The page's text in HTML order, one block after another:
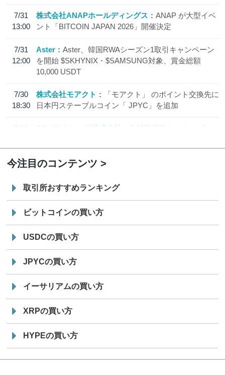
7/31
13:00
株式会社ANAPホールディングス
ANAP が大型イベ
ント「BITCOIN JAPAN 2026」開催決定
7/31
12:00
Aster
Aster、韓国RWAシーズン1取引キャンペーン
を開始 $SKHYNIX・$SAMSUNG対象、賞金総額
10,000 USDT
7/30
18:30
株式会社モアクト
「モアクト」 のポイント交換先に
日本円ステーブルコイン「 JPYC」を追加
7/29
SBI VCトレード株式会社
信託型円建てステーブル
今注目のコンテンツ
取引所おすすめランキング
ビットコインの買い方
USDCの買い方
JPYCの買い方
イーサリアムの買い方
XRPの買い方
HYPEの買い方